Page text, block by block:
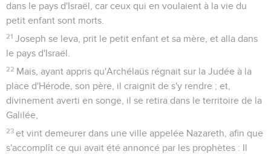
dans le pays d'Israël, car ceux qui en voulaient à la vie du
petit enfant sont morts.
21 Joseph se leva, prit le petit enfant et sa mère, et alla dans
le pays d'Israël.
22 Mais, ayant appris qu'Archélaüs régnait sur la Judée à la
place d'Hérode, son père, il craignit de s'y rendre ; et,
divinement averti en songe, il se retira dans le territoire de la
Galilée,
23 et vint demeurer dans une ville appelée Nazareth, afin que
s'accomplît ce qui avait été annoncé par les prophètes : Il